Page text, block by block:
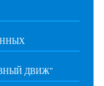
ДВИЖ"